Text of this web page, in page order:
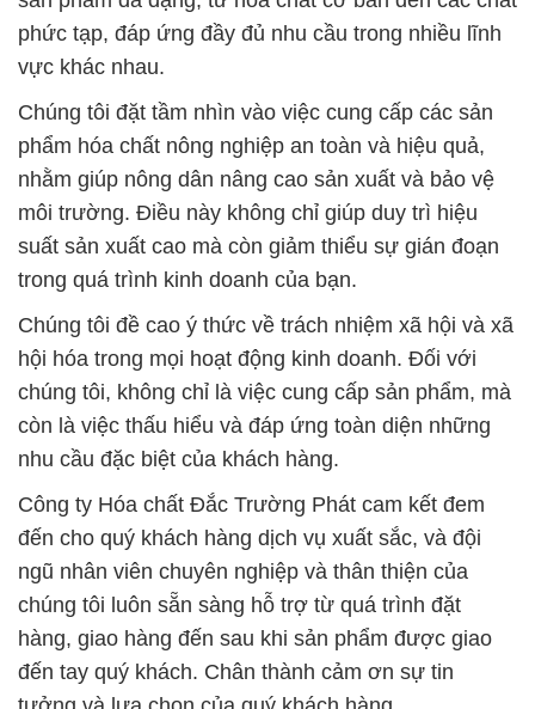
Chúng tôi đề cao ý thức về trách nhiệm xã hội và xã
hội hóa trong mọi hoạt động kinh doanh. Đối với
chúng tôi, không chỉ là việc cung cấp sản phẩm, mà
còn là việc thấu hiểu và đáp ứng toàn diện những
nhu cầu đặc biệt của khách hàng.
Công ty Hóa chất Đắc Trường Phát cam kết đem
đến cho quý khách hàng dịch vụ xuất sắc, và đội
ngũ nhân viên chuyên nghiệp và thân thiện của
chúng tôi luôn sẵn sàng hỗ trợ từ quá trình đặt
hàng, giao hàng đến sau khi sản phẩm được giao
đến tay quý khách. Chân thành cảm ơn sự tin
tưởng và lựa chọn của quý khách hàng.
# Cung cấp / kinh doanh hóa chất Sodium Sulfate
Anhydrous / Muối Na2SO4 ITPEC Trung Quốc
China
# Nơi chuyên cung cấp _ cung ứng hóa chất
Sodium Sulfate Anhydrous / Muối Na2SO4 ITPEC
Trung Quốc China
# Đơn vị chuyên thương mại Þ cung cấp hóa chất
Sodium Sulfate Anhydrous / Muối Na2SO4 ITPEC